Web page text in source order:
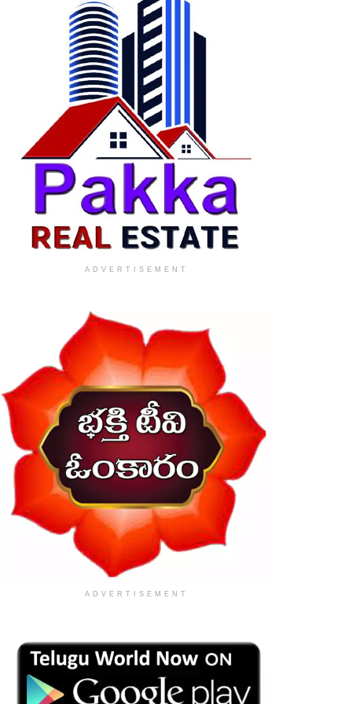
ADVERTISEMENT
ADVERTISEMENT